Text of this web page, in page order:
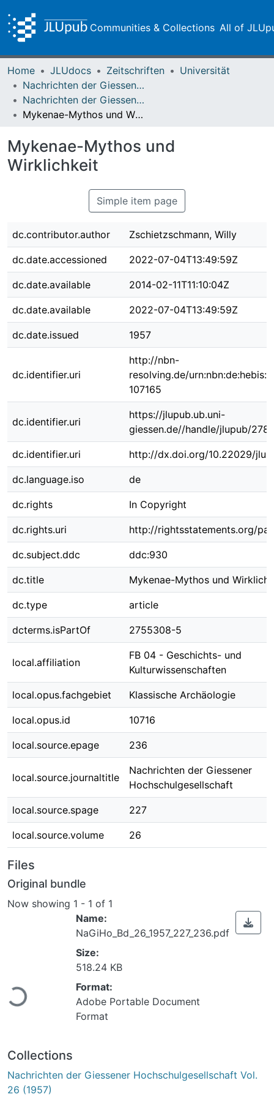
Communities & Collections All of
Home JLUdocs Zeitschriften
Universität
Nachrichten der Giessener Hochschulgesellschaft
Nachrichten der Giessener Hochschulgesellschaft Vol. 26 (1957)
Mykenae-Mythos und Wirklichkeit
Mykenae-Mythos und
Wirklichkeit
Simple item page
dc.contributor.author Zschietzschmann, Willy
dc.date.accessioned 2022-07-04T13:49:59Z
dc.date.available 2014-02-11T11:10:04Z
dc.date.available 2022-07-04T13:49:59Z
dc.date.issued 1957
dc.identifier.uri
http://nbn-
resolving.de/
107165
dc.identifier.uri
https://jlupub.ub.uni-
giessen.de//handle/jlupub/2781
dc.identifier.uri http://dx.doi.org/10.22029/
dc.language.iso de
dc.rights In Copyright
dc.rights.uri http://rightsstatements.org/
dc.subject.ddc ddc:930
dc.title Mykenae-Mythos und
dc.type article
dcterms.isPartOf 2755308-5
local.affiliation
FB 04 - Geschichts- und
Kulturwissenschaften
local.opus.fachgebiet Klassische Archäologie
local.opus.id 10716
local.source.epage 236
local.source.journaltitle
Nachrichten der Giessener
Hochschulgesellschaft
local.source.spage 227
local.source.volume 26
Files
Original bundle
Now showing 1 - 1 of 1
Loading...
Name:
NaGiHo_Bd_26_1957_227_236.pdf
Size:
518.24 KB
Format:
Adobe Portable Document
Format
Collections
Nachrichten der Giessener Hochschulgesellschaft Vol.
26 (1957)